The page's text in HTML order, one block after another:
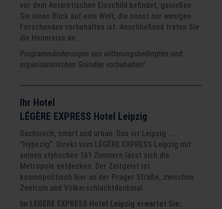
vor dem Antarktischen Eisschild befindet, genießen
Sie einen Blick auf eine Welt, die sonst nur wenigen
Forschenden vorbehalten ist. Anschließend treten Sie
die Heimreise an.
Programmänderungen aus witterungsbedingten und
organisatorischen Gründen vorbehalten!
Ihr Hotel
LÉGÈRE EXPRESS Hotel Leipzig
Sächsisch, smart und urban. Das ist Leipzig ...
"Hypezig". Direkt vom LÉGÈRE EXPRESS Leipzig mit
seinen stylischen 161 Zimmern lässt sich die
Metropole entdecken. Der Zeitgeist ist
kosmopolitisch hier an der Prager Straße, zwischen
Zentrum und Völkerschlachtdenkmal.
Im LÉGÈRE EXPRESS Hotel Leipzig erwartet Sie: